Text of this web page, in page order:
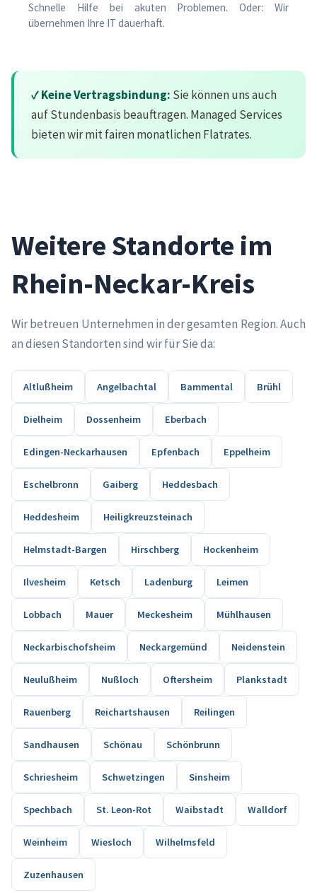
Schnelle Hilfe bei akuten Problemen. Oder: Wir
übernehmen Ihre IT dauerhaft.
✓ Keine Vertragsbindung: Sie können uns auch
auf Stundenbasis beauftragen. Managed Services
bieten wir mit fairen monatlichen Flatrates.
Weitere Standorte im
Rhein-Neckar-Kreis
Wir betreuen Unternehmen in der gesamten Region. Auch
an diesen Standorten sind wir für Sie da:
Altlußheim Angelbachtal Bammental Brühl
Dielheim Dossenheim Eberbach
Edingen-Neckarhausen Epfenbach Eppelheim
Eschelbronn Gaiberg Heddesbach
Heddesheim Heiligkreuzsteinach
Helmstadt-Bargen Hirschberg Hockenheim
Ilvesheim Ketsch Ladenburg Leimen
Lobbach Mauer Meckesheim Mühlhausen
Neckarbischofsheim Neckargemünd Neidenstein
Neulußheim Nußloch Oftersheim Plankstadt
Rauenberg Reichartshausen Reilingen
Sandhausen Schönau Schönbrunn
Schriesheim Schwetzingen Sinsheim
Spechbach St. Leon-Rot Waibstadt Walldorf
Weinheim Wiesloch Wilhelmsfeld
Zuzenhausen